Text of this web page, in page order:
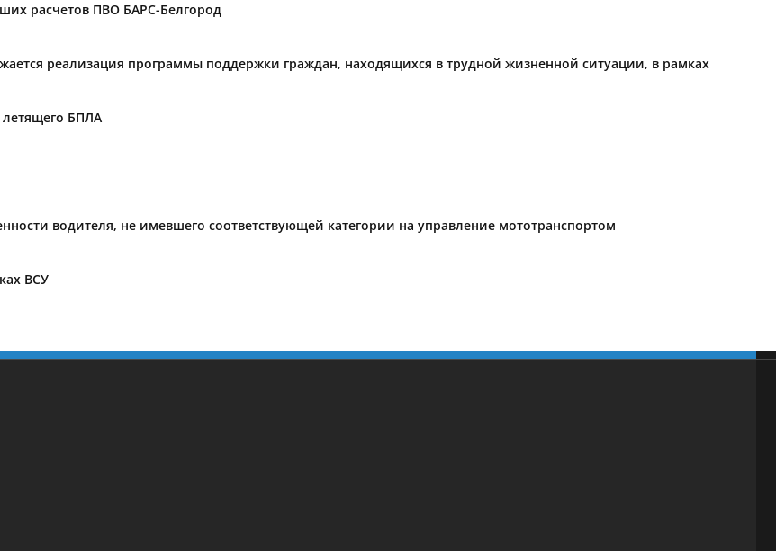
расчетов ПВО БАРС-Белгород
реализация программы поддержки граждан, находящихся в трудной жизненной ситуации, в рамках
летящего БПЛА
водителя, не имевшего соответствующей категории на управление мототранспортом
ВСУ